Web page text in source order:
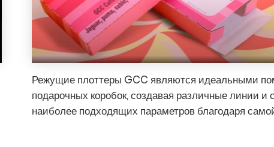
Режущие плоттеры GCC являются идеальными
подарочных коробок, создавая различные линии и
наиболее подходящих параметров благодаря